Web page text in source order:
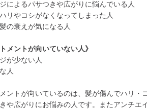
によるパサつきや広がりに悩んでいる人
リやコシがなくなってしまった人
の衰えが気になる人
メントが向いていない人》
が少ない人
人
ントが向いているのは、髪が傷んでハリ・
や広がりにお悩みの人です。またアンチエ